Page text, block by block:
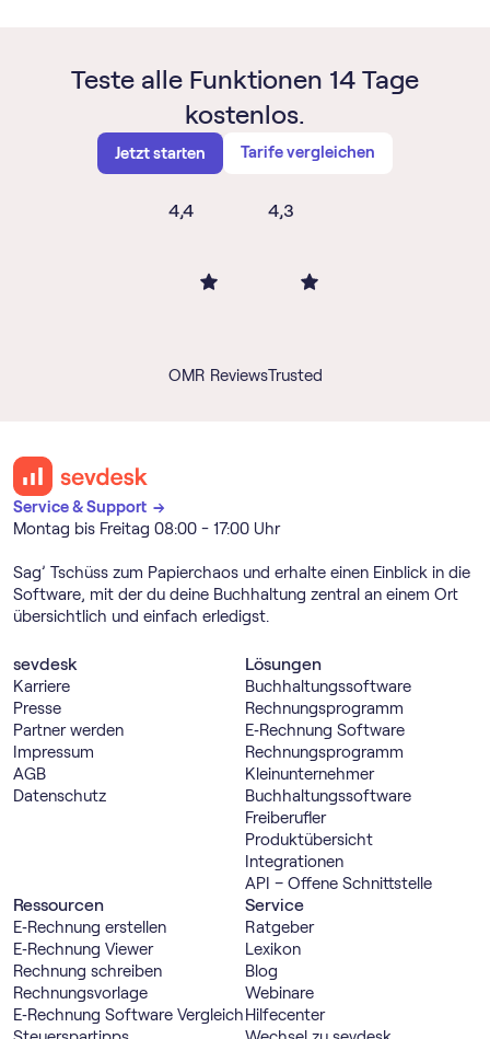
Teste alle Funktionen 14 Tage
kostenlos.
Jetzt starten Tarife vergleichen
4,4
OMR Reviews
4,3
Trusted
Service & Support →
Montag bis Freitag 08:00 - 17:00 Uhr
Sag’ Tschüss zum Papierchaos und erhalte einen Einblick in die
Software, mit der du deine Buchhaltung zentral an einem Ort
übersichtlich und einfach erledigst.
sevdesk
Karriere
Presse
Partner werden
Impressum
AGB
Datenschutz
Lösungen
Buch­haltungs­software
Rechnungs­programm
E‑Rechnung Software
Rechnungs­programm
Kleinunternehmer
Buch­haltungs­software
Freiberufler
Produktübersicht
Integrationen
API – Offene Schnittstelle
Ressourcen
E‑Rechnung erstellen
E‑Rechnung Viewer
Rechnung schreiben
Rechnungsvorlage
E‑Rechnung Software Vergleich
Service
Ratgeber
Lexikon
Blog
Webinare
Hilfecenter